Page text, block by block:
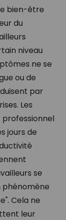
bien-être
du
niveau
ne se
ou de
par
Les
jours de
se
phénomène
Cela ne
leur